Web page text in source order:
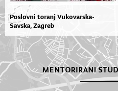
Poslovni toranj Vukovarska-
Savska, Zagreb
MENTORIRANI